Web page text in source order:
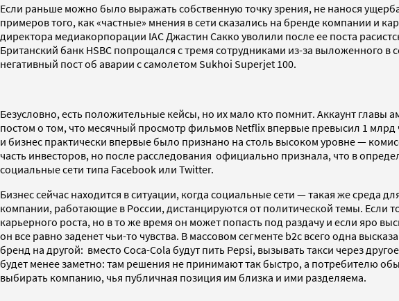
Если раньше можно было выражать собственную точку зрения, не нанося
примеров того, как «частные» мнения в сети сказались на бренде компании и
директора медиакорпорации IAC Джастин Сакко уволили после ее поста
Британский банк HSBC попрощался с тремя сотрудниками из-за выложенного
негативный пост об аварии с самолетом Sukhoi Superjet 100.
Безусловно, есть положительные кейсы, но их мало кто помнит. Аккаунт главы
постом о том, что месячный просмотр фильмов Netflix впервые превысил 1
и бизнес практически впервые было признано на столь высоком уровне —
часть инвесторов, но после расследования официально признала, что в
социальные сети типа Facebook или Twitter.
Бизнес сейчас находится в ситуации, когда социальные сети — такая же
компании, работающие в России, дистанцируются от политической темы. Если
карьерного роста, но в то же время он может попасть под раздачу и если яро
он все равно заденет чьи-то чувства. В массовом сегменте b2c всего одна
бренд на другой: вместо Coca-Cola будут пить Pepsi, вызывать такси через
будет менее заметно: там решения не принимают так быстро, а потребителю
выбирать компанию, чья публичная позиция им близка и ими разделяема.